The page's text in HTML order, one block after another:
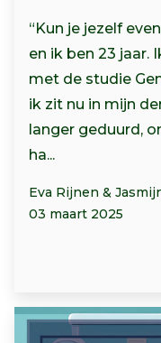
“Kun je jezelf
en ik ben 23 jaar.
met de studie
ik zit nu in mijn
langer geduurd,
ha...
Eva Rijnen &
03 maart 2025